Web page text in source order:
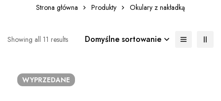
Strona główna Produkty Okulary z nakładką
Showing all 11 results Domyślne sortowanie
WYPRZEDANE